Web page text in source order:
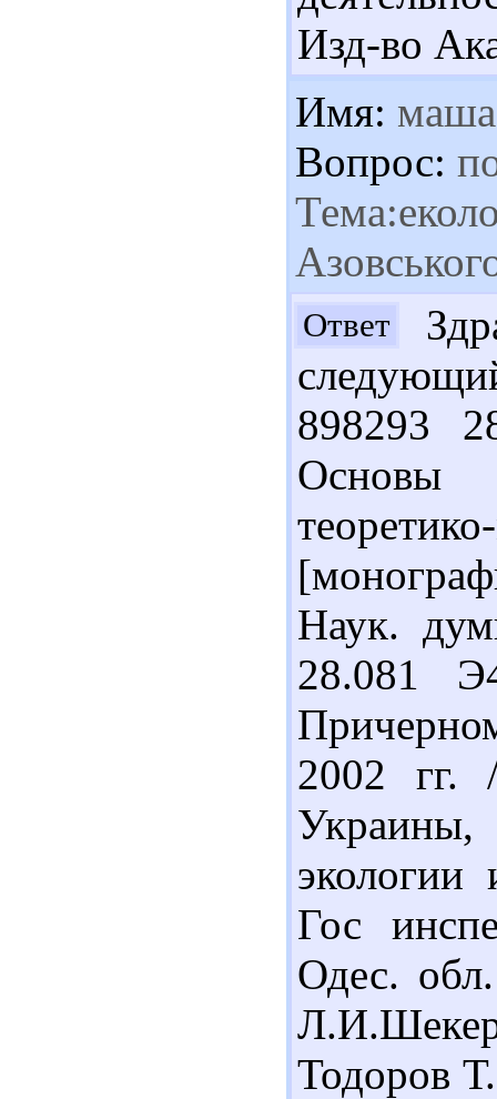
Изд-во
Имя: маша
Вопрос:
Ответ
898293
Основы
Наук.
28.081
2002 гг.
Гос
Одес.
Тодоров